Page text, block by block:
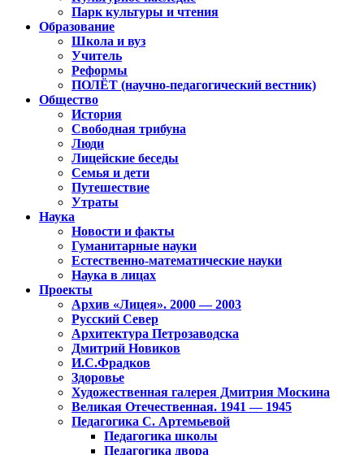
Парк культуры и чтения
Образование
Школа и вуз
Учитель
Реформы
ПОЛЁТ (научно-педагогический вестник)
Общество
История
Свободная трибуна
Люди
Лицейские беседы
Семья и дети
Путешествие
Утраты
Наука
Новости и факты
Гуманитарные науки
Естественно-математические науки
Наука в лицах
Проекты
Архив «Лицея». 2000 — 2003
Русский Север
Архитектура Петрозаводска
Дмитрий Новиков
И.С.Фрадков
Здоровье
Художественная галерея Дмитрия Москина
Великая Отечественная. 1941 — 1945
Педагогика С. Артемьевой
Педагогика школы
Педагогика двора